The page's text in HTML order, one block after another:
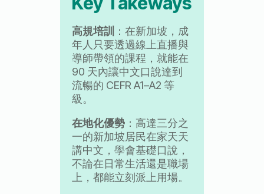
高規培訓
：在新加坡，成
年人只要透過線上直播與
導師帶領的課程，就能在
90 天內讓中文口說達到
流暢的 CEFR A1–A2 等
級。
在地化優勢：高達三分之
一的新加坡居民在家天天
講中文，學會基礎口說，
不論在日常生活還是職場
上，都能立刻派上用場。